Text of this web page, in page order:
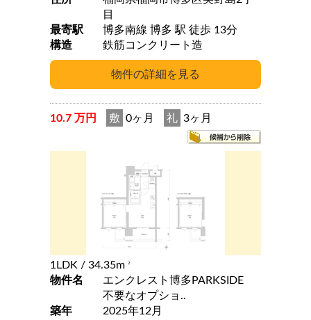
目
最寄駅
博多南線 博多 駅 徒歩 13分
構造
鉄筋コンクリート造
10.7 万円 敷 0ヶ月 礼 3ヶ月
1LDK / 34.35m 2
物件名
エンクレスト博多PARKSIDE
不要なオプショ..
築年
2025年12月